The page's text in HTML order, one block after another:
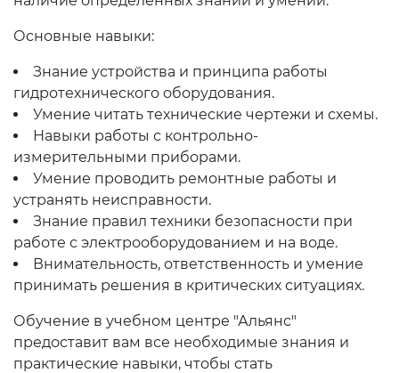
Основные навыки:
Знание устройства и принципа работы
гидротехнического оборудования.
Умение читать технические чертежи и схемы.
Навыки работы с контрольно-
измерительными приборами.
Умение проводить ремонтные работы и
устранять неисправности.
Знание правил техники безопасности при
работе с электрооборудованием и на воде.
Внимательность, ответственность и умение
принимать решения в критических ситуациях.
Обучение в учебном центре "Альянс"
предоставит вам все необходимые знания и
практические навыки, чтобы стать